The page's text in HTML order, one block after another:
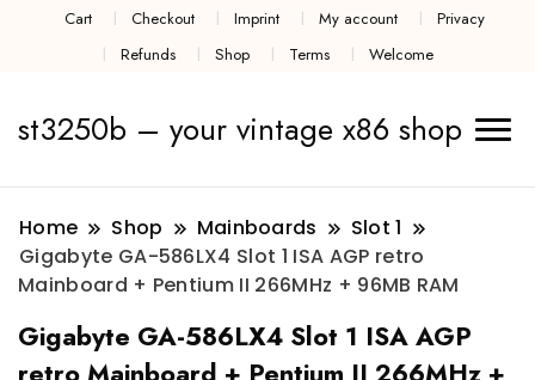
Cart Checkout Imprint My account
Privacy
Refunds
Shop Terms Welcome
st3250b – your vintage x86 shop
Home Shop Mainboards
Slot 1
Gigabyte GA-586LX4 Slot 1 ISA AGP retro
Mainboard + Pentium II 266MHz + 96MB RAM
Gigabyte GA-586LX4 Slot 1 ISA AGP